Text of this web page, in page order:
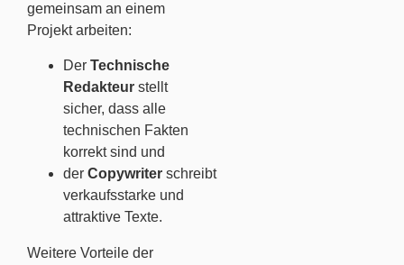
gemeinsam an einem
Projekt arbeiten:
Der Technische
Redakteur stellt
sicher, dass alle
technischen Fakten
korrekt sind und
der Copywriter schreibt
verkaufsstarke und
attraktive Texte.
Weitere Vorteile der